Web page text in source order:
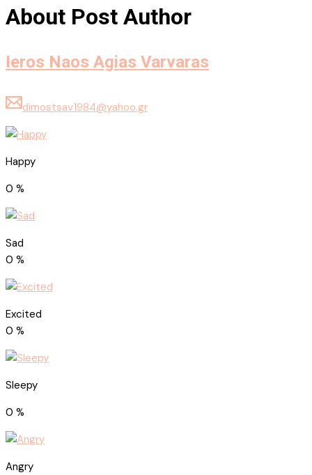
About Post Author
Ieros Naos Agias Varvaras
dimostsav1984@yahoo.gr
Happy
0 %
Sad
0 %
Excited
0 %
Sleepy
0 %
Angry